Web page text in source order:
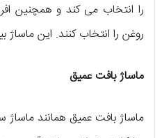
را انتخاب می کند و همچنین
روغن را انتخاب کنند. این ماساژ بین ۶۰ و ۹۰ دقیقه زمان
ماساژ بافت عمیق
ماساژ بافت عمیق همانند ماساژ